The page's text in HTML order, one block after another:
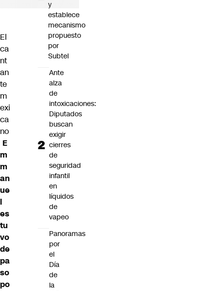
El
ca
nt
an
te
m
exi
ca
no
E
m
m
an
ue
l
es
tu
vo
de
pa
so
po
y
establece
mecanismo
propuesto
por
Subtel
Ante
alza
de
intoxicaciones:
Diputados
buscan
exigir
cierres
de
seguridad
infantil
en
líquidos
de
vapeo
Panoramas
por
el
Día
de
la